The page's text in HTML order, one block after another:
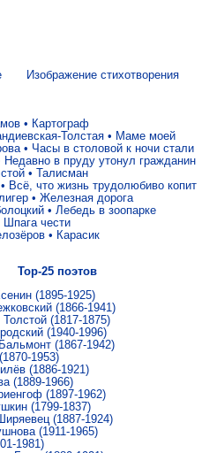
Изображение стихотворения
• Картограф
Толстая • Маме моей
• Часы в столовой к ночи стали
Недавно в пруду утонул гражданин
• Талисман
• Всё, что жизнь трудолюбиво копит
• Железная дорога
• Лебедь в зоопарке
Шпага чести
• Карасик
Top-25 поэтов
(1895-1925)
(1866-1941)
Толстой (1817-1875)
(1940-1996)
(1867-1942)
(1870-1953)
(1886-1921)
(1889-1966)
(1897-1962)
(1799-1837)
(1887-1924)
(1911-1965)
1981)